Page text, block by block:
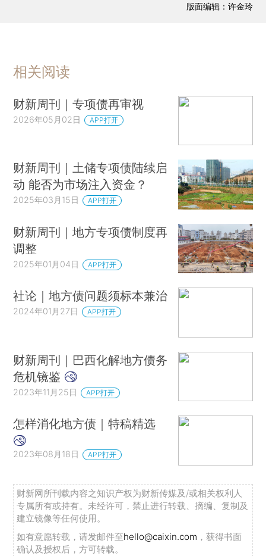
版面编辑：许金玲
相关阅读
财新周刊｜专项债再审视
2026年05月02日 APP打开
财新周刊｜土储专项债陆续启
动 能否为市场注入资金？
2025年03月15日 APP打开
财新周刊｜地方专项债制度再
调整
2025年01月04日 APP打开
社论｜地方债问题须标本兼治
2024年01月27日 APP打开
财新周刊｜巴西化解地方债务
危机镜鉴
2023年11月25日 APP打开
怎样消化地方债｜特稿精选
2023年08月18日 APP打开
财新网所刊载内容之知识产权为财新传媒及/或相关权利人
专属所有或持有。未经许可，禁止进行转载、摘编、复制及
建立镜像等任何使用。
如有意愿转载，请发邮件至hello@caixin.com ，获得书面
确认及授权后，方可转载。